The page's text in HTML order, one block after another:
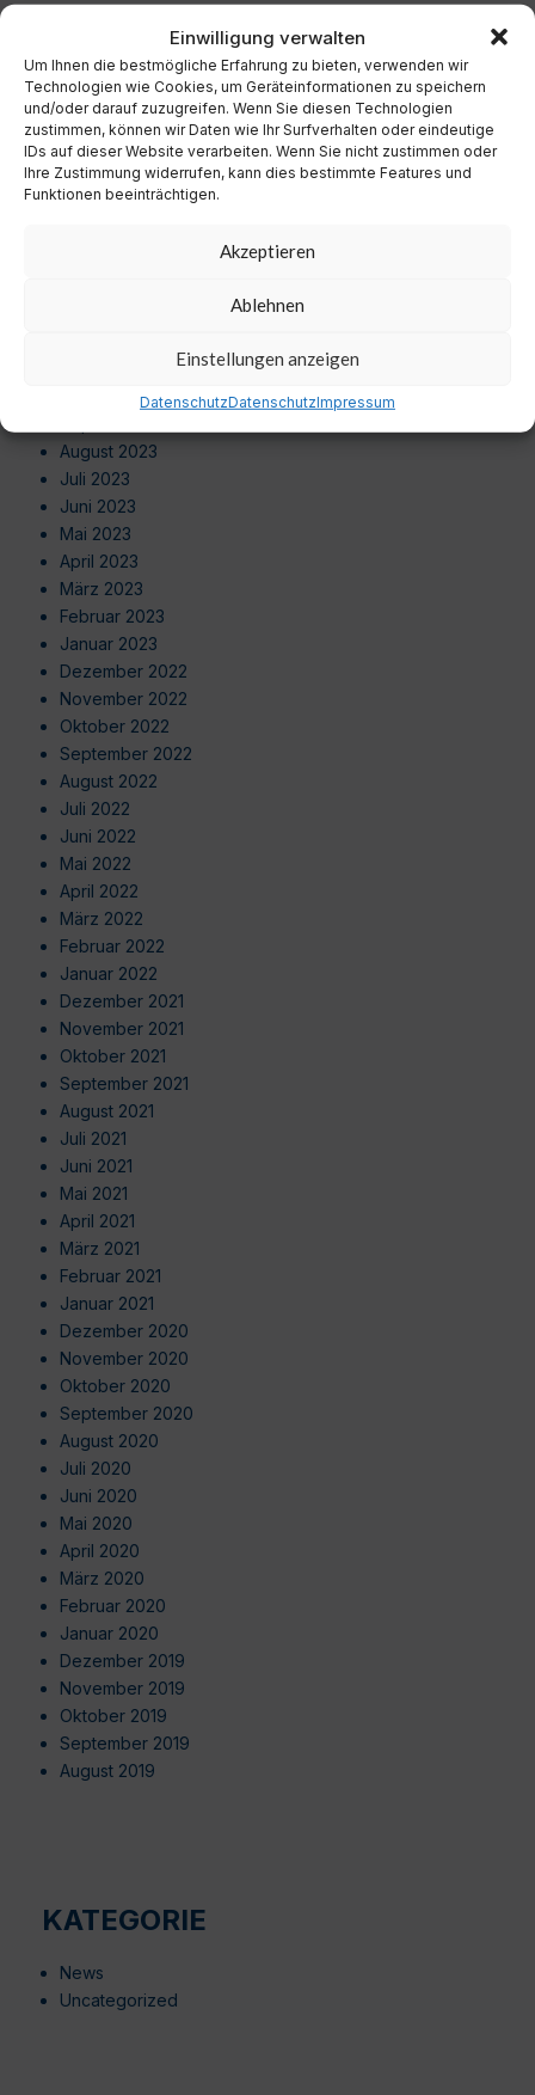
Einwilligung verwalten
Um Ihnen die bestmögliche Erfahrung zu bieten, verwenden wir
Technologien wie Cookies, um Geräteinformationen zu speichern
und/oder darauf zuzugreifen. Wenn Sie diesen Technologien
zustimmen, können wir Daten wie Ihr Surfverhalten oder eindeutige
IDs auf dieser Website verarbeiten. Wenn Sie nicht zustimmen oder
Ihre Zustimmung widerrufen, kann dies bestimmte Features und
Funktionen beeinträchtigen.
Akzeptieren
Ablehnen
Einstellungen anzeigen
DatenschutzDatenschutzImpressum
Dezember 2024
November 2024
Oktober 2024
September 2024
August 2024
Juli 2024
Juni 2024
Mai 2024
November 2023
Oktober 2023
August 2023
Juli 2023
Juni 2023
Mai 2023
April 2023
März 2023
Februar 2023
Januar 2023
Dezember 2022
November 2022
Oktober 2022
September 2022
August 2022
Juli 2022
Juni 2022
Mai 2022
April 2022
März 2022
Februar 2022
Januar 2022
Dezember 2021
November 2021
Oktober 2021
September 2021
August 2021
Juli 2021
Juni 2021
Mai 2021
April 2021
März 2021
Februar 2021
Januar 2021
Dezember 2020
November 2020
Oktober 2020
September 2020
August 2020
Juli 2020
Juni 2020
Mai 2020
April 2020
März 2020
Februar 2020
Januar 2020
Dezember 2019
November 2019
Oktober 2019
September 2019
August 2019
KATEGORIE
News
Uncategorized